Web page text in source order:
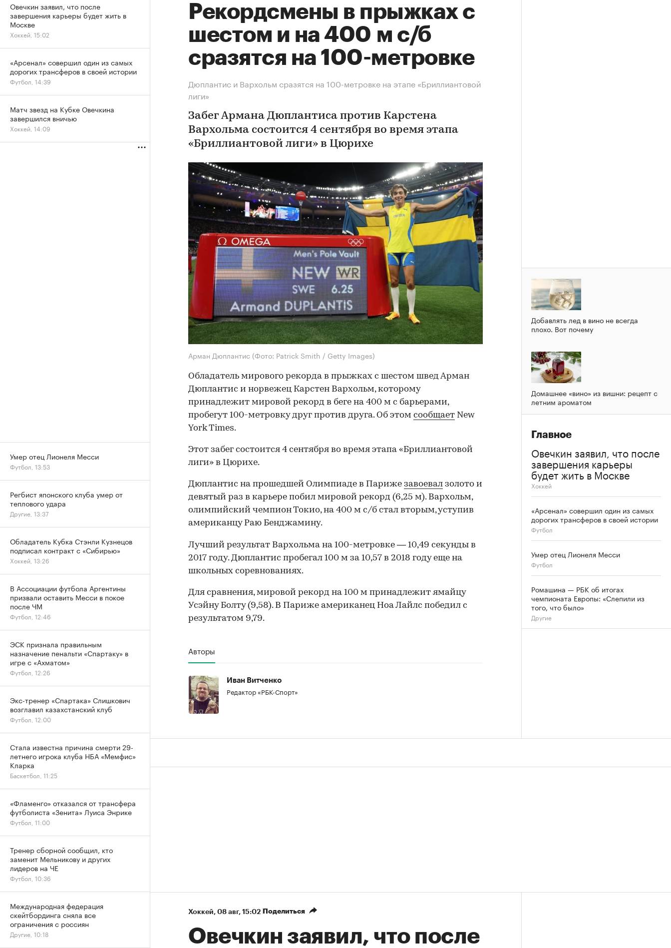
Рекордсмены в прыжках с
шестом и на 400 м с/б
сразятся на 100-метровке
Дюплантис и Вархольм сразятся на 100-метровке на этапе «Бриллиантовой
лиги»
Забег Армана Дюплантиса против Карстена
Вархольма состоится 4 сентября во время этапа
«Бриллиантовой лиги» в Цюрихе
Арман Дюплантис (Фото: Patrick Smith / Getty Images)
Обладатель мирового рекорда в прыжках с шестом швед Арман
Дюплантис и норвежец Карстен Вархольм, которому
принадлежит мировой рекорд в беге на 400 м с барьерами,
пробегут 100-метровку друг против друга. Об этом сообщает New
York Times.
Этот забег состоится 4 сентября во время этапа «Бриллиантовой
лиги» в Цюрихе.
Дюплантис на прошедшей Олимпиаде в Париже завоевал золото и
девятый раз в карьере побил мировой рекорд (6,25 м). Вархольм,
олимпийский чемпион Токио, на 400 м с/б стал вторым, уступив
американцу Раю Бенджамину.
00:00 / 00:00
Лучший результат Вархольма на 100-метровке — 10,49 секунды в
2017 году. Дюплантис пробегал 100 м за 10,57 в 2018 году еще на
школьных соревнованиях.
Для сравнения, мировой рекорд на 100 м принадлежит ямайцу
Усэйну Болту (9,58). В Париже американец Ноа Лайлс победил с
результатом 9,79.
Авторы
Иван Витченко
Редактор «РБК-Спорт»
Добавлять лед в вино не всегда
плохо. Вот почему
Домашнее «вино» из вишни: рецепт с
летним ароматом
Главное
Овечкин заявил, что после
завершения карьеры
будет жить в Москве
Хоккей
«Арсенал» совершил один из самых
дорогих трансферов в своей истории
Футбол
Умер отец Лионеля Месси
Футбол
Ромашина — РБК об итогах
чемпионата Европы: «Слепили из
того, что было»
Другие
Хоккей⁠, 08 авг, 15:02 Поделиться
Овечкин заявил, что после
Овечкин заявил, что после
завершения карьеры будет жить в
Москве
Хоккей, 15:02
«Арсенал» совершил один из самых
дорогих трансферов в своей истории
Футбол, 14:39
Матч звезд на Кубке Овечкина
завершился вничью
Хоккей, 14:09
Умер отец Лионеля Месси
Футбол, 13:53
Регбист японского клуба умер от
теплового удара
Другие, 13:37
Обладатель Кубка Стэнли Кузнецов
подписал контракт с «Сибирью»
Хоккей, 13:26
В Ассоциации футбола Аргентины
призвали оставить Месси в покое
после ЧМ
Футбол, 12:46
ЭСК признала правильным
назначение пенальти «Спартаку» в
игре с «Ахматом»
Футбол, 12:26
Экс-тренер «Спартака» Слишкович
возглавил казахстанский клуб
Футбол, 12:00
Стала известна причина смерти 29-
летнего игрока клуба НБА «Мемфис»
Кларка
Баскетбол, 11:25
«Фламенго» отказался от трансфера
футболиста «Зенита» Луиса Энрике
Футбол, 11:00
Тренер сборной сообщил, кто
заменит Мельникову и других
лидеров на ЧЕ
Футбол, 10:36
Международная федерация
скейтбординга сняла все
ограничения с россиян
Другие, 10:18